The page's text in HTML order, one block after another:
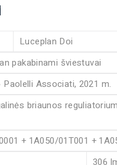
Luceplan Doi
pakabinami šviestuvai
Paolelli Associati, 2021 m.
briaunos
+ 1A050/01T001 +
306